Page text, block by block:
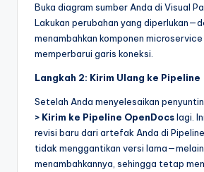
Buka diagram sumber Anda di Visual
Lakukan perubahan yang
menambahkan komponen
memperbarui garis koneksi.
Langkah 2: Kirim Ulang ke Pipeline
Setelah Anda menyelesaikan
> Kirim ke Pipeline OpenDocslagi.
revisi baru dari artefak Anda di
tidak menggantikan versi
menambahkannya, sehingga tetap